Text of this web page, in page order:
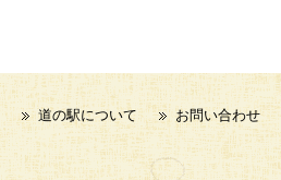
道の駅について お問い合わせ